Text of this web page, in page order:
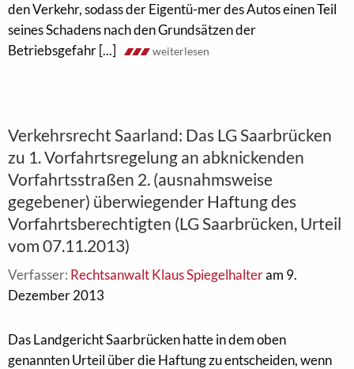
den Verkehr, sodass der Eigentü-mer des Autos einen Teil
seines Schadens nach den Grundsätzen der
Betriebsgefahr [...]
weiterlesen
Verkehrsrecht Saarland: Das LG Saarbrücken
zu 1. Vorfahrtsregelung an abknickenden
Vorfahrtsstraßen 2. (ausnahmsweise
gegebener) überwiegender Haftung des
Vorfahrtsberechtigten (LG Saarbrücken, Urteil
vom 07.11.2013)
Verfasser: Rechtsanwalt Klaus Spiegelhalteram 9.
Dezember 2013
Das Landgericht Saarbrücken hatte in dem oben
genannten Urteil über die Haftung zu entscheiden, wenn